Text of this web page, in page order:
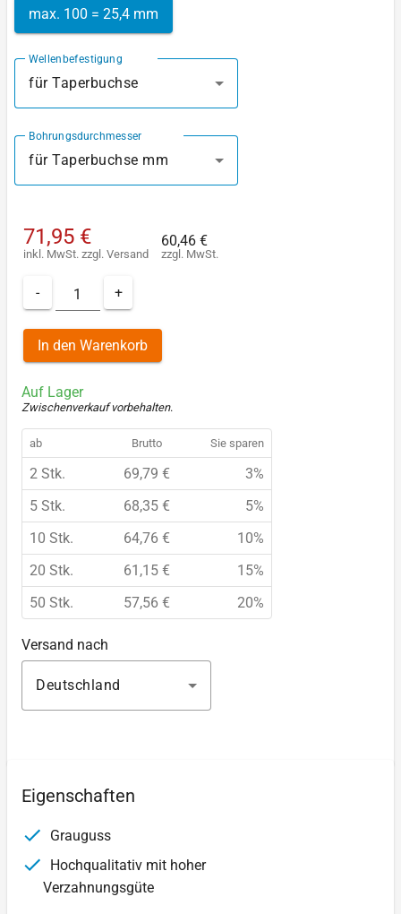
max. 100 = 25,4 mm
Wellenbefestigung
für Taperbuchse
Bohrungsdurchmesser
für Taperbuchse mm
71,95 €
inkl. MwSt. zzgl. Versand
60,46 €
zzgl. MwSt.
- +
In den Warenkorb
Auf Lager
Zwischenverkauf vorbehalten.
ab Brutto Sie sparen
2 Stk. 69,79 €
3%
5 Stk.
68,35 €
5%
10 Stk.
64,76 €
10%
20 Stk.
61,15 €
15%
50 Stk.
57,56 € 20%
Versand nach
Deutschland
Eigenschaften
Grauguss
Hochqualitativ mit hoher
Verzahnungsgüte